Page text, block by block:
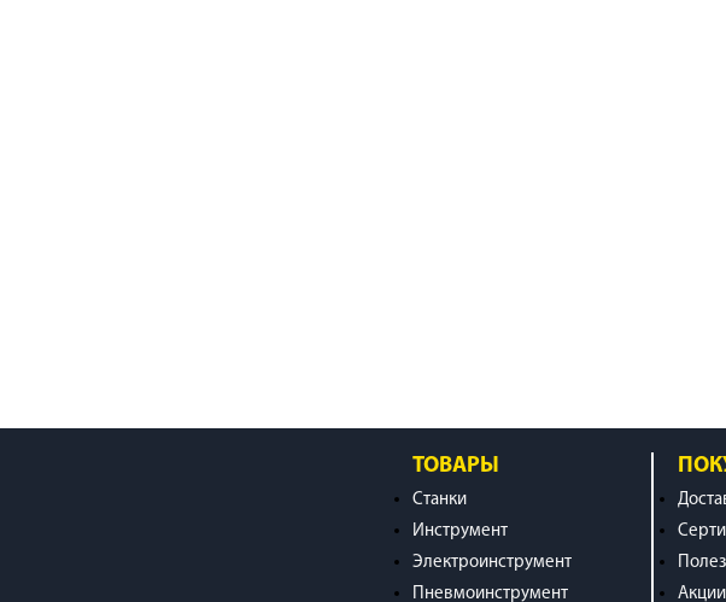
ТОВАРЫ
Станки
Инструмент
Электроинструмент
Пневмоинструмент
Акции